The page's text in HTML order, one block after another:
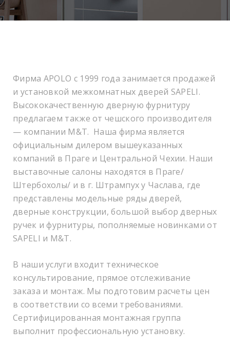
Фирма APOLO с 1999 года занимается продажей
и установкой межкомнатных дверей SAPELI.
Высококачественную дверную фурнитуру
предлагаем также от чешского производителя
— компании M&T. Наша фирма является
официальным дилером вышеуказанных
компаний в Праге и Центральной Чехии. Наши
выставочные салоны находятся в Праге/
Штербохолы/ и в г. Штрампух у Часлава, где
представлены модельные ряды дверей,
дверные конструкции, большой выбор дверных
ручек и фурнитуры, пополняемые новинками от
SAPELI и M&T.
В наши услуги входит техническое
консультирование, прямое отслеживание
заказа и монтаж. Мы подготовим расчеты цен
в соответствии со всеми требованиями.
Сертифицированная монтажная группа
выполнит профессиональную установку.